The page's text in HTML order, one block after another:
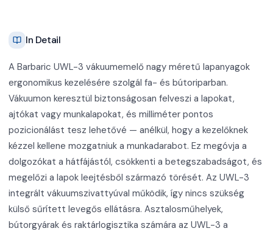
In Detail
A Barbaric UWL-3 vákuumemelő nagy méretű lapanyagok
ergonomikus kezelésére szolgál fa- és bútoriparban.
Vákuumon keresztül biztonságosan felveszi a lapokat,
ajtókat vagy munkalapokat, és milliméter pontos
pozicionálást tesz lehetővé — anélkül, hogy a kezelőknek
kézzel kellene mozgatniuk a munkadarabot. Ez megóvja a
dolgozókat a hátfájástól, csökkenti a betegszabadságot, és
megelőzi a lapok leejtésből származó törését. Az UWL-3
integrált vákuumszivattyúval működik, így nincs szükség
külső sűrített levegős ellátásra. Asztalosműhelyek,
bútorgyárak és raktárlogisztika számára az UWL-3 a